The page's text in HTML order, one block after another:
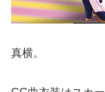
真横。